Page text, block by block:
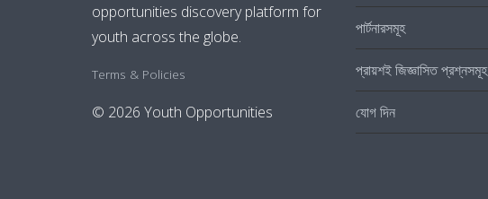
opportunities discovery platform for
youth across the globe.
Terms & Policies
© 2026 Youth Opportunities
পার্টনারসমূহ
প্রায়শই জিজ্ঞাসিত প্রশ্নসমূহ
যোগ দিন